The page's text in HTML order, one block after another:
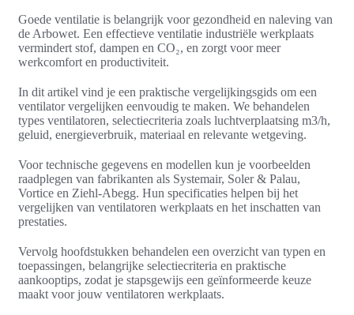
Goede ventilatie is belangrijk voor gezondheid en naleving van
de Arbowet. Een effectieve ventilatie industriële werkplaats
vermindert stof, dampen en CO₂, en zorgt voor meer
werkcomfort en productiviteit.
In dit artikel vind je een praktische vergelijkingsgids om een
ventilator vergelijken eenvoudig te maken. We behandelen
types ventilatoren, selectiecriteria zoals luchtverplaatsing m3/h,
geluid, energieverbruik, materiaal en relevante wetgeving.
Voor technische gegevens en modellen kun je voorbeelden
raadplegen van fabrikanten als Systemair, Soler & Palau,
Vortice en Ziehl‑Abegg. Hun specificaties helpen bij het
vergelijken van ventilatoren werkplaats en het inschatten van
prestaties.
Vervolg hoofdstukken behandelen een overzicht van typen en
toepassingen, belangrijke selectiecriteria en praktische
aankooptips, zodat je stapsgewijs een geïnformeerde keuze
maakt voor jouw ventilatoren werkplaats.